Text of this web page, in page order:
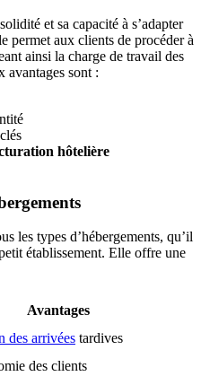
et sa capacité à s’adapter
permet aux clients de procéder à
ainsi la charge de travail des
avantages sont :
hôtelière
les types d’hébergements, qu’il
établissement. Elle offre une
Avantages
des arrivées tardives
des clients